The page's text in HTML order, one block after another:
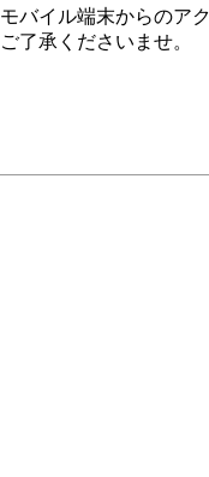
モバイル端末からのア
ご了承くださいませ。